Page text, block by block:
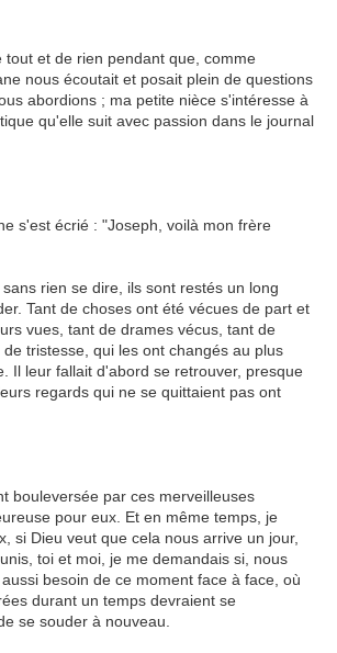
tout et de rien pendant que, comme
nous écoutait et posait plein de questions
abordions ; ma petite nièce s'intéresse à
qu'elle suit avec passion dans le journal
s'est écrié : "Joseph, voilà mon frère
rien se dire, ils sont restés un long
Tant de choses ont été vécues de part et
vues, tant de drames vécus, tant de
tristesse, qui les ont changés au plus
Il leur fallait d'abord se retrouver, presque
regards qui ne se quittaient pas ont
bouleversée par ces merveilleuses
pour eux. Et en même temps, je
si Dieu veut que cela nous arrive un jour,
toi et moi, je me demandais si, nous
besoin de ce moment face à face, où
durant un temps devraient se
se souder à nouveau.